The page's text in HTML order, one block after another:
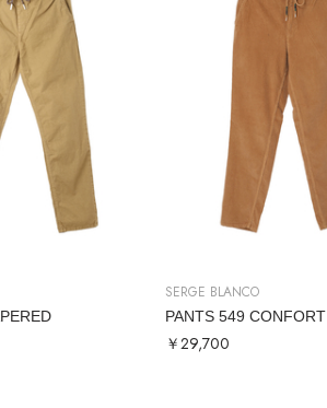
SERGE BLANCO
PANTS 549 CONFORT
￥29,700